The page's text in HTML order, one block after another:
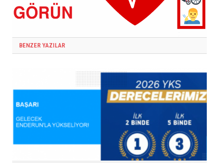
BENZER YAZILAR